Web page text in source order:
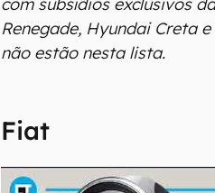
Renegade, Hyundai Creta
não estão nesta lista.
Fiat